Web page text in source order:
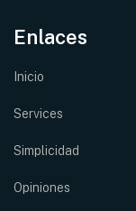
Enlaces
Inicio
Services
Simplicidad
Opiniones